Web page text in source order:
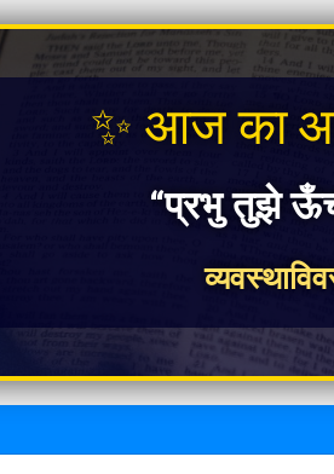
✨ आज का
“प्रभु तुझे